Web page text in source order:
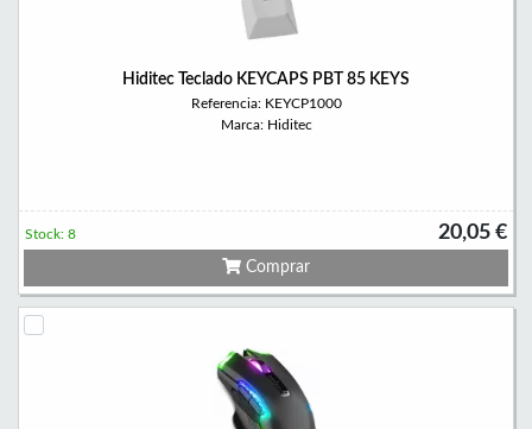
Hiditec Teclado KEYCAPS PBT 85 KEYS
Referencia: KEYCP1000
Marca: Hiditec
20,05 €
Stock: 8
Comprar